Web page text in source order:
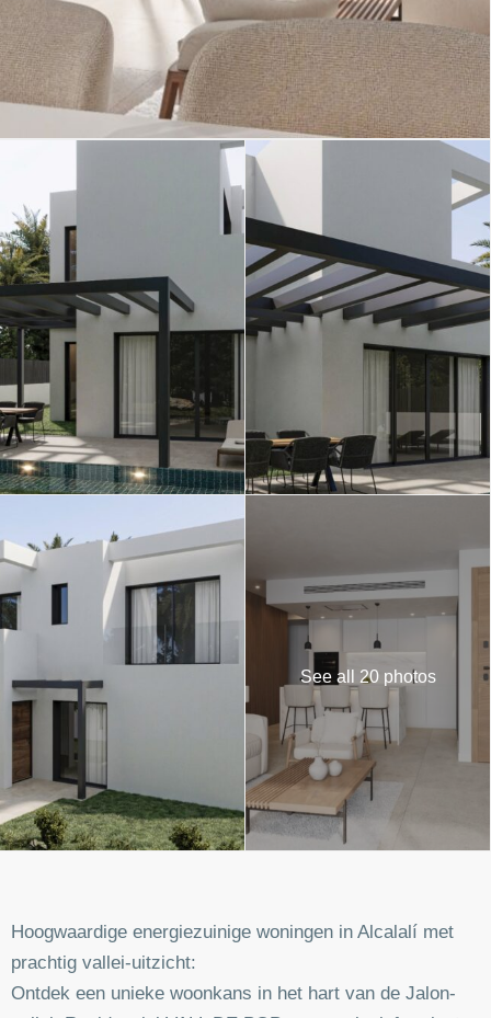
See all 20 photos
Hoogwaardige energiezuinige woningen in Alcalalí met
prachtig vallei-uitzicht:
Ontdek een unieke woonkans in het hart van de Jalon-